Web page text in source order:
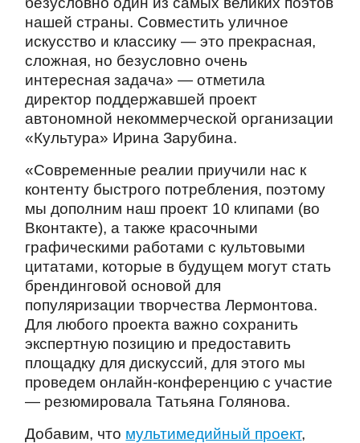
нашей страны. Совместить уличное
искусство и классику — это прекрасная,
сложная, но безусловно очень
интересная задача» — отметила
директор поддержавшей проект
автономной некоммерческой организации
«Культура» Ирина Зарубина.
«Современные реалии приучили нас к
контенту быстрого потребления, поэтому
мы дополним наш проект 10 клипами (во
Вконтакте), а также красочными
графическими работами с культовыми
цитатами, которые в будущем могут стать
брендинговой основой для
популяризации творчества Лермонтова.
Для любого проекта важно сохранить
экспертную позицию и предоставить
площадку для дискуссий, для этого мы
проведем онлайн-конференцию с участие
— резюмировала Татьяна Голянова.
Добавим, что мультимедийный проект,